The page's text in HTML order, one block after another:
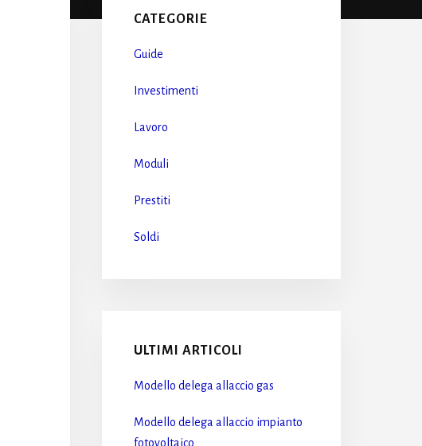
Sidebar
CATEGORIE
Guide
Investimenti
Lavoro
Moduli
Prestiti
Soldi
ULTIMI ARTICOLI
Modello delega allaccio gas​
Modello delega allaccio impianto
fotovoltaico​